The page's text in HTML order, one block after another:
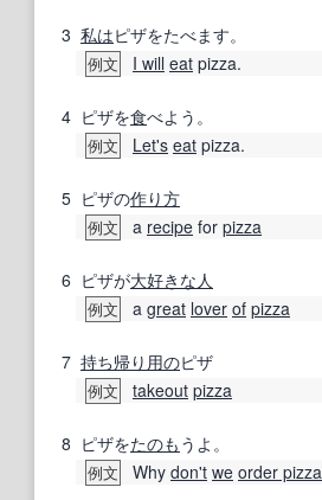
3 私はピザをたべます。
例文 I will eat pizza.
4 ピザを食べよう。
例文 Let's eat pizza.
5 ピザの作り方
例文 a recipe for pizza
6 ピザが大好きな人
例文 a great lover of pizza
7 持ち帰り 用のピザ
例文 takeout pizza
8 ピザをたのも うよ。
例文 Why don't we order pizza